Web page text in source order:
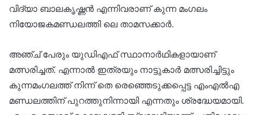
വിദ്യാ ബാലകൃഷ്ണ‌ൻ എന്നിവരാണ് കുന്ന മംഗലം
നിയോജകമണ്ഡലത്തി ലെ താമസക്കാർ.
അഞ്ച് പേരും യുഡിഎഫ് സ്ഥാനാർഥികളായാണ്
മത്സരിച്ചത്. എന്നാൽ ഇത്രയും നാട്ടുകാർ മത്സരിച്ചിട്ടും
കുന്നമംഗലത്ത് നിന്ന് തെ രെഞ്ഞെടുക്കപ്പെട്ട എംഎൽഎ
മണ്ഡലത്തിന് പുറത്തുനിന്നായി എന്നതും ശ്രദ്ധേയമായി.